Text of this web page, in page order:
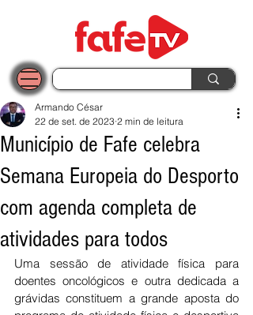
Município de Fafe celebra
Semana Europeia do Desporto
com agenda completa de
atividades para todos
Armando César
22 de set. de 2023 2 min de leitura
Uma sessão de atividade física para
doentes oncológicos e outra dedicada a
grávidas constituem a grande aposta do